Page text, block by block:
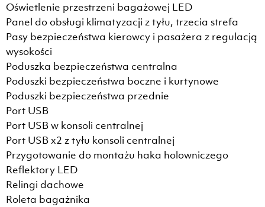
Oświetlenie przestrzeni bagażowej LED
Panel do obsługi klimatyzacji z tyłu, trzecia strefa
Pasy bezpieczeństwa kierowcy i pasażera z regulacją
wysokości
Poduszka bezpieczeństwa centralna
Poduszki bezpieczeństwa boczne i kurtynowe
Poduszki bezpieczeństwa przednie
Port USB
Port USB w konsoli centralnej
Port USB x2 z tyłu konsoli centralnej
Przygotowanie do montażu haka holowniczego
Reflektory LED
Relingi dachowe
Roleta bagażnika